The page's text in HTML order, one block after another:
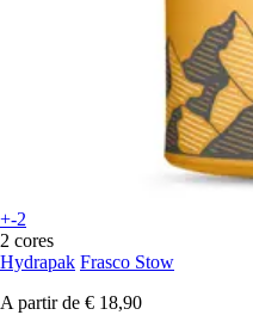
+-2
2 cores
Hydrapak Frasco Stow
A partir de € 18,90